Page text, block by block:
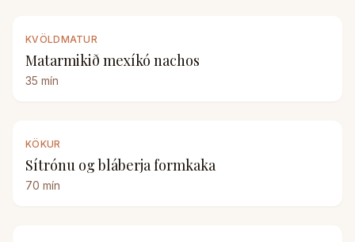
KVÖLDMATUR
Matarmikið mexíkó nachos
35 mín
KÖKUR
Sítrónu og bláberja formkaka
70 mín